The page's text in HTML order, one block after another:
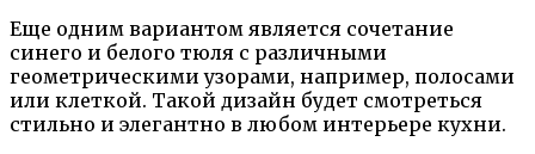
Еще одним вариантом является сочетание
синего и белого тюля с различными
геометрическими узорами, например, полосами
или клеткой. Такой дизайн будет смотреться
стильно и элегантно в любом интерьере кухни.